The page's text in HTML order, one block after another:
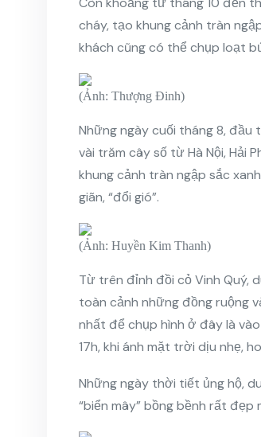
cháy, tạo khung cảnh tràn
khách cũng có thể chụp loạt
(Ảnh: Thượng Đinh)
Những ngày cuối tháng 8, đầu
vài trăm cây số từ Hà Nội, Hải
khung cảnh tràn ngập sắc
giãn, “đổi gió”.
(Ảnh: Huyền Kim Thanh)
Từ trên đỉnh đồi cỏ Vinh Quý,
toàn cảnh những đồng ruộng
nhất để chụp hình ở đây là
17h, khi ánh mặt trời dịu nhẹ,
Những ngày thời tiết ủng hộ,
“biển mây” bồng bềnh rất đẹp